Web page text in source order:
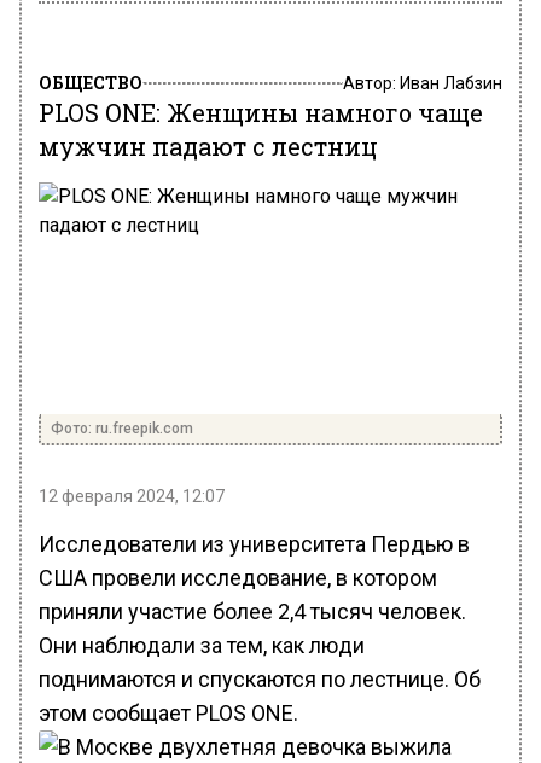
ОБЩЕСТВО Автор: Иван Лабзин
PLOS ONE: Женщины намного чаще
мужчин падают с лестниц
Фото: ru.freepik.com
12 февраля 2024, 12:07
Исследователи из университета Пердью в
США провели исследование, в котором
приняли участие более 2,4 тысяч человек.
Они наблюдали за тем, как люди
поднимаются и спускаются по лестнице. Об
этом сообщает PLOS ONE.